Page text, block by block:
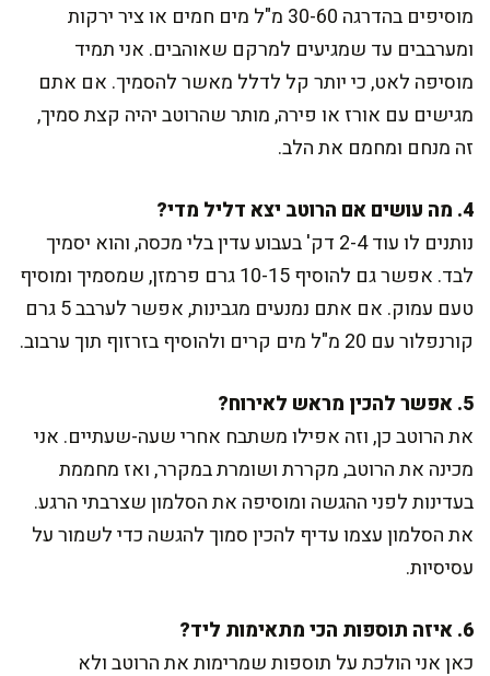
מוסיפים בהדרגה 30-60 מ"ל מים חמים או ציר ירקות
ומערבבים עד שמגיעים למרקם שאוהבים. אני תמיד
מוסיפה לאט, כי יותר קל לדלל מאשר להסמיך. אם אתם
מגישים עם אורז או פירה, מותר שהרוטב יהיה קצת סמיך,
זה מנחם ומחמם את הלב.
4. מה עושים אם הרוטב יצא דליל מדי?
נותנים לו עוד 2-4 דק' בעבוע עדין בלי מכסה, והוא יסמיך
לבד. אפשר גם להוסיף 10-15 גרם פרמזן, שמסמיך ומוסיף
טעם עמוק. אם אתם נמנעים מגבינות, אפשר לערבב 5 גרם
קורנפלור עם 20 מ"ל מים קרים ולהוסיף בזרזוף תוך ערבוב.
5. אפשר להכין מראש לאירוח?
את הרוטב כן, וזה אפילו משתבח אחרי שעה-שעתיים. אני
מכינה את הרוטב, מקררת ושומרת במקרר, ואז מחממת
בעדינות לפני ההגשה ומוסיפה את הסלמון שצרבתי הרגע.
את הסלמון עצמו עדיף להכין סמוך להגשה כדי לשמור על
עסיסיות.
6. איזה תוספות הכי מתאימות ליד?
כאן אני הולכת על תוספות שמרימות את הרוטב ולא